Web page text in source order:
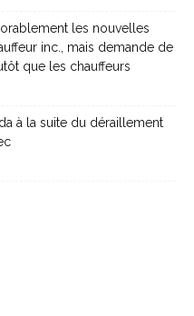
les nouvelles
inc., mais demande de
que les chauffeurs
à la suite du déraillement